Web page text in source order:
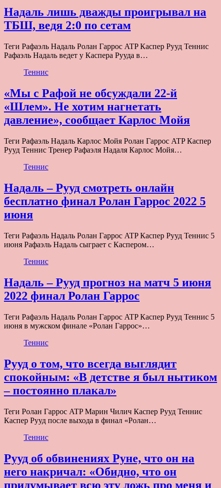
Надаль лишь дважды проигрывал на
ТБШ, ведя 2:0 по сетам
Теги Рафаэль Надаль Ролан Гаррос ATP Каспер Рууд Теннис
Рафаэль Надаль ведет у Каспера Рууда в…
Теннис
«Мы с Рафой не обсуждали 22-й
«Шлем». Не хотим нагнетать
давление», сообщает Карлос Мойя
Теги Рафаэль Надаль Карлос Мойя Ролан Гаррос ATP Каспер
Рууд Теннис Тренер Рафаэля Надаля Карлос Мойя…
Теннис
Надаль – Рууд смотреть онлайн
бесплатно финал Ролан Гаррос 2022 5
июня
Теги Рафаэль Надаль Ролан Гаррос ATP Каспер Рууд Теннис 5
июня Рафаэль Надаль сыграет с Каспером…
Теннис
Надаль – Рууд прогноз на матч 5 июня
2022 финал Ролан Гаррос
Теги Рафаэль Надаль Ролан Гаррос ATP Каспер Рууд Теннис 5
июня в мужском финале «Ролан Гаррос»…
Теннис
Рууд о том, что всегда выглядит
спокойным: «В детстве я был нытиком
– постоянно плакал»
Теги Ролан Гаррос ATP Марин Чилич Каспер Рууд Теннис
Каспер Рууд после выхода в финал «Ролан…
Теннис
Рууд об обвинениях Руне, что он на
него накричал: «Обидно, что он
придумывает всю эту ложь про меня и